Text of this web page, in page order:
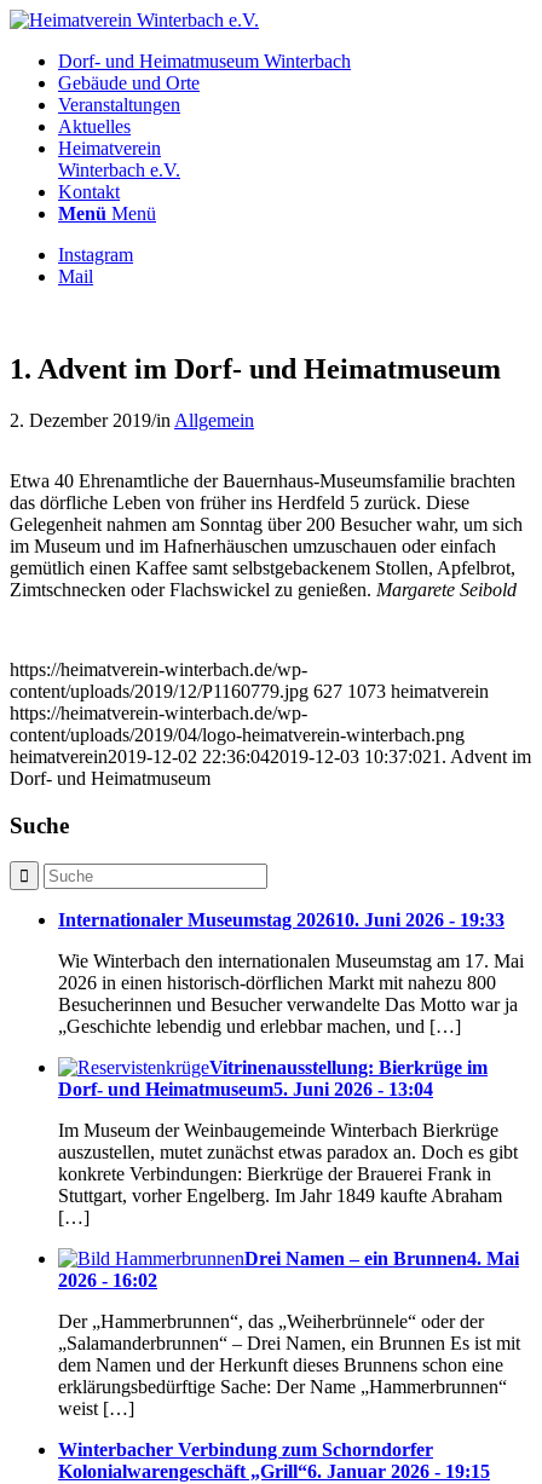
Dorf- und Heimatmuseum Winterbach
Gebäude und Orte
Veranstaltungen
Aktuelles
Heimatverein
Winterbach e.V.
Kontakt
Menü Menü
Instagram
Mail
1. Advent im Dorf- und Heimatmuseum
2. Dezember 2019/in Allgemein
Etwa 40 Ehrenamtliche der Bauernhaus-Museumsfamilie brachten
das dörfliche Leben von früher ins Herdfeld 5 zurück. Diese
Gelegenheit nahmen am Sonntag über 200 Besucher wahr, um sich
im Museum und im Hafnerhäuschen umzuschauen oder einfach
gemütlich einen Kaffee samt selbstgebackenem Stollen, Apfelbrot,
Zimtschnecken oder Flachswickel zu genießen. Margarete Seibold
https://heimatverein-winterbach.de/wp-
content/uploads/2019/12/P1160779.jpg 627 1073 heimatverein
https://heimatverein-winterbach.de/wp-
content/uploads/2019/04/logo-heimatverein-winterbach.png
heimatverein2019-12-02 22:36:042019-12-03 10:37:021. Advent im
Dorf- und Heimatmuseum
Suche
Internationaler Museumstag 202610. Juni 2026 - 19:33
Wie Winterbach den internationalen Museumstag am 17. Mai
2026 in einen historisch-dörflichen Markt mit nahezu 800
Besucherinnen und Besucher verwandelte Das Motto war ja
„Geschichte lebendig und erlebbar machen, und […]
Vitrinenausstellung: Bierkrüge im
Dorf- und Heimatmuseum5. Juni 2026 - 13:04
Im Museum der Weinbaugemeinde Winterbach Bierkrüge
auszustellen, mutet zunächst etwas paradox an. Doch es gibt
konkrete Verbindungen: Bierkrüge der Brauerei Frank in
Stuttgart, vorher Engelberg. Im Jahr 1849 kaufte Abraham
[…]
Drei Namen – ein Brunnen4. Mai
2026 - 16:02
Der „Hammerbrunnen“, das „Weiherbrünnele“ oder der
„Salamanderbrunnen“ – Drei Namen, ein Brunnen Es ist mit
dem Namen und der Herkunft dieses Brunnens schon eine
erklärungsbedürftige Sache: Der Name „Hammerbrunnen“
weist […]
Winterbacher Verbindung zum Schorndorfer
Kolonialwarengeschäft „Grill“6. Januar 2026 - 19:15